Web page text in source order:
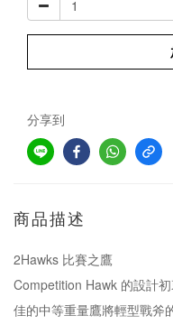
分享到
商品描述
2Hawks 比賽之鷹
Competition Hawk 的設計
佳的中等重量鷹將輕型戰斧